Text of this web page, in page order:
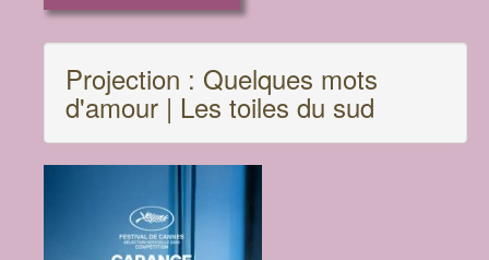
Projection : Quelques mots
d'amour | Les toiles du sud